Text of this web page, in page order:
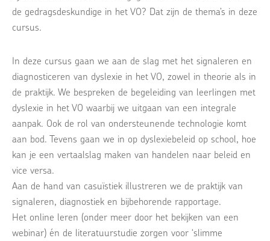
de gedragsdeskundige in het VO? Dat zijn de thema’s in deze
cursus.
In deze cursus gaan we aan de slag met het signaleren en
diagnosticeren van dyslexie in het VO, zowel in theorie als in
de praktijk. We bespreken de begeleiding van leerlingen met
dyslexie in het VO waarbij we uitgaan van een integrale
aanpak. Ook de rol van ondersteunende technologie komt
aan bod. Tevens gaan we in op dyslexiebeleid op school, hoe
kan je een vertaalslag maken van handelen naar beleid en
vice versa.
Aan de hand van casuïstiek illustreren we de praktijk van
signaleren, diagnostiek en bijbehorende rapportage.
Het online leren (onder meer door het bekijken van een
webinar) én de literatuurstudie zorgen voor ‘slimme